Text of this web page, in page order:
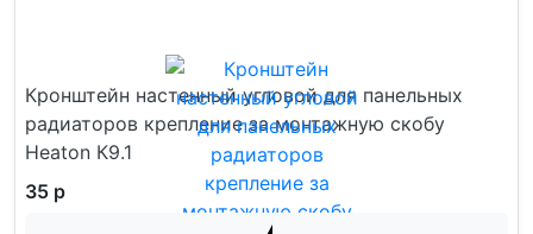
Кронштейн настенный угловой для панельных
радиаторов крепление за монтажную скобу
Heaton К9.1
35 р